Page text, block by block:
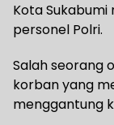
Kota
personel Polri.
Salah seorang
korban yang
menggantung